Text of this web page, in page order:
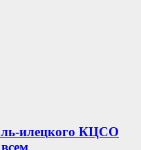
илецкого КЦСО